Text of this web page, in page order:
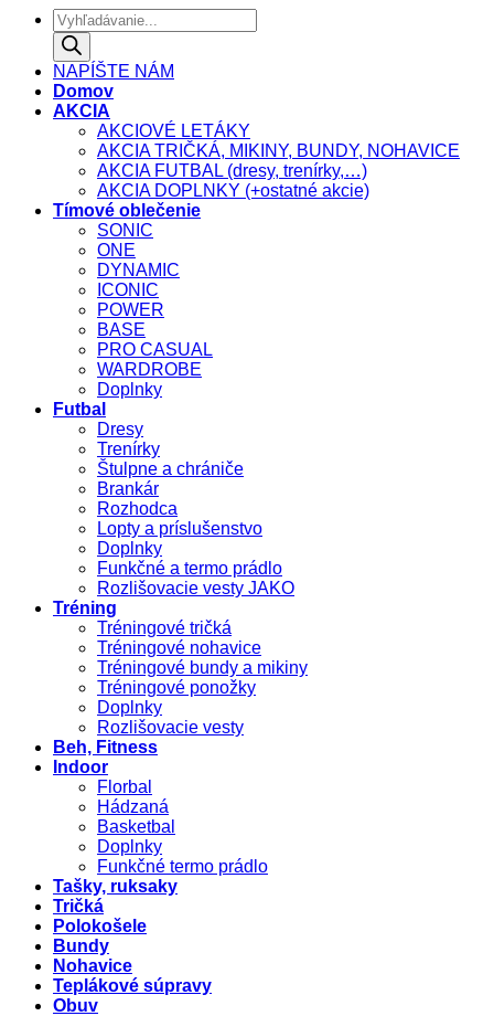
Products
search
NAPÍŠTE NÁM
Domov
AKCIA
AKCIOVÉ LETÁKY
AKCIA TRIČKÁ, MIKINY, BUNDY, NOHAVICE
AKCIA FUTBAL (dresy, trenírky,…)
AKCIA DOPLNKY (+ostatné akcie)
Tímové oblečenie
SONIC
ONE
DYNAMIC
ICONIC
POWER
BASE
PRO CASUAL
WARDROBE
Doplnky
Futbal
Dresy
Trenírky
Štulpne a chrániče
Brankár
Rozhodca
Lopty a príslušenstvo
Doplnky
Funkčné a termo prádlo
Rozlišovacie vesty JAKO
Tréning
Tréningové tričká
Tréningové nohavice
Tréningové bundy a mikiny
Tréningové ponožky
Doplnky
Rozlišovacie vesty
Beh, Fitness
Indoor
Florbal
Hádzaná
Basketbal
Doplnky
Funkčné termo prádlo
Tašky, ruksaky
Tričká
Polokošele
Bundy
Nohavice
Teplákové súpravy
Obuv